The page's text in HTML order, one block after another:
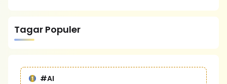
Tagar Populer
#AI